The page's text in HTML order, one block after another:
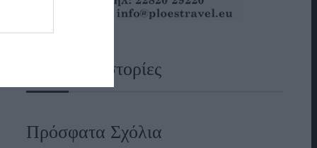
Ναυτικές Ιστορίες
Πρόσφατα Σχόλια